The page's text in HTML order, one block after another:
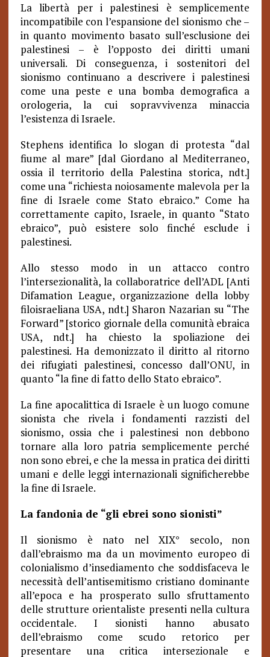
La libertà per i palestinesi è semplicemente
incompatibile con l’espansione del sionismo che –
in quanto movimento basato sull’esclusione dei
palestinesi – è l’opposto dei diritti umani
universali. Di conseguenza, i sostenitori del
sionismo continuano a descrivere i palestinesi
come una peste e una bomba demografica a
orologeria, la cui sopravvivenza minaccia
l’esistenza di Israele.
Stephens identifica lo slogan di protesta “dal
fiume al mare” [dal Giordano al Mediterraneo,
ossia il territorio della Palestina storica, ndt.]
come una “richiesta noiosamente malevola per la
fine di Israele come Stato ebraico.” Come ha
correttamente capito, Israele, in quanto “Stato
ebraico”, può esistere solo finché esclude i
palestinesi.
Allo stesso modo in un attacco contro
l’intersezionalità, la collaboratrice dell’ADL [Anti
Difamation League, organizzazione della lobby
filoisraeliana USA, ndt.] Sharon Nazarian su “The
Forward” [storico giornale della comunità ebraica
USA, ndt.] ha chiesto la spoliazione dei
palestinesi. Ha demonizzato il diritto al ritorno
dei rifugiati palestinesi, concesso dall’ONU, in
quanto “la fine di fatto dello Stato ebraico”.
La fine apocalittica di Israele è un luogo comune
sionista che rivela i fondamenti razzisti del
sionismo, ossia che i palestinesi non debbono
tornare alla loro patria semplicemente perché
non sono ebrei, e che la messa in pratica dei diritti
umani e delle leggi internazionali significherebbe
la fine di Israele.
La fandonia de “gli ebrei sono sionisti”
Il sionismo è nato nel XIX° secolo, non
dall’ebraismo ma da un movimento europeo di
colonialismo d’insediamento che soddisfaceva le
necessità dell’antisemitismo cristiano dominante
all’epoca e ha prosperato sullo sfruttamento
delle strutture orientaliste presenti nella cultura
occidentale. I sionisti hanno abusato
dell’ebraismo come scudo retorico per
presentare una critica intersezionale e